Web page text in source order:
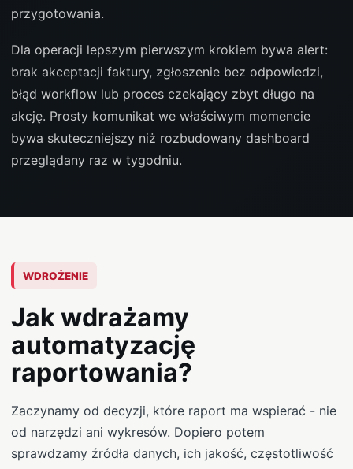
przygotowania.
Dla operacji lepszym pierwszym krokiem bywa alert:
brak akceptacji faktury, zgłoszenie bez odpowiedzi,
błąd workflow lub proces czekający zbyt długo na
akcję. Prosty komunikat we właściwym momencie
bywa skuteczniejszy niż rozbudowany dashboard
przeglądany raz w tygodniu.
WDROŻENIE
Jak wdrażamy
automatyzację
raportowania?
Zaczynamy od decyzji, które raport ma wspierać - nie
od narzędzi ani wykresów. Dopiero potem
sprawdzamy źródła danych, ich jakość, częstotliwość